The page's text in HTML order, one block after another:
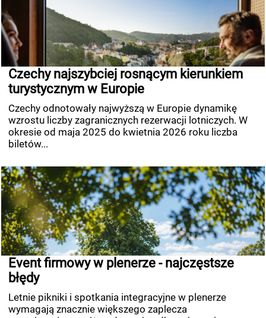
Czechy najszybciej rosnącym kierunkiem
turystycznym w Europie
Czechy odnotowały najwyższą w Europie dynamikę
wzrostu liczby zagranicznych rezerwacji lotniczych. W
okresie od maja 2025 do kwietnia 2026 roku liczba
biletów...
Event firmowy w plenerze - najczęstsze
błędy
Letnie pikniki i spotkania integracyjne w plenerze
wymagają znacznie większego zaplecza